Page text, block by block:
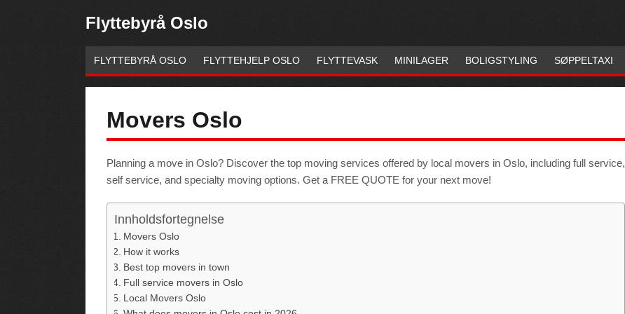
Flyttebyrå Oslo
FLYTTEBYRÅ OSLO FLYTTEHJELP OSLO FLYTTEVASK MINILAGER BOLIGSTYLING SØPPELTAXI
Movers Oslo
Planning a move in Oslo? Discover the top moving services offered by local movers in Oslo, including full service,
self service, and specialty moving options. Get a FREE QUOTE for your next move!
Innholdsfortegnelse
Movers Oslo
How it works
Best top movers in town
Full service movers in Oslo
Local Movers Oslo